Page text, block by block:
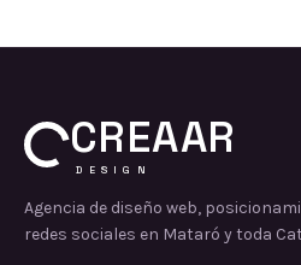
CREAAR
DESIGN
Agencia de diseño web,
redes sociales en Mataró y toda